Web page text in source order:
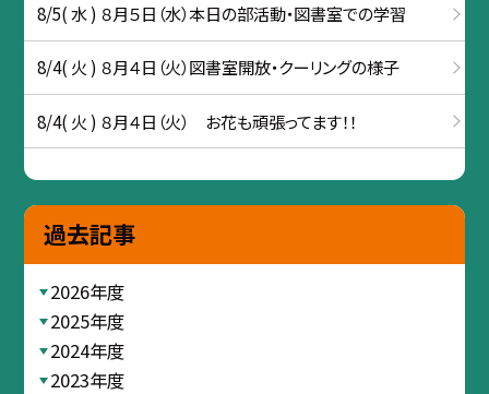
8/5( 水 ) ８月５日（水）本日の部活動・図書室での学習
8/4( 火 ) ８月４日（火）図書室開放・クーリングの様子
8/4( 火 ) ８月４日（火） お花も頑張ってます！！
過去記事
2026年度
2025年度
2024年度
2023年度